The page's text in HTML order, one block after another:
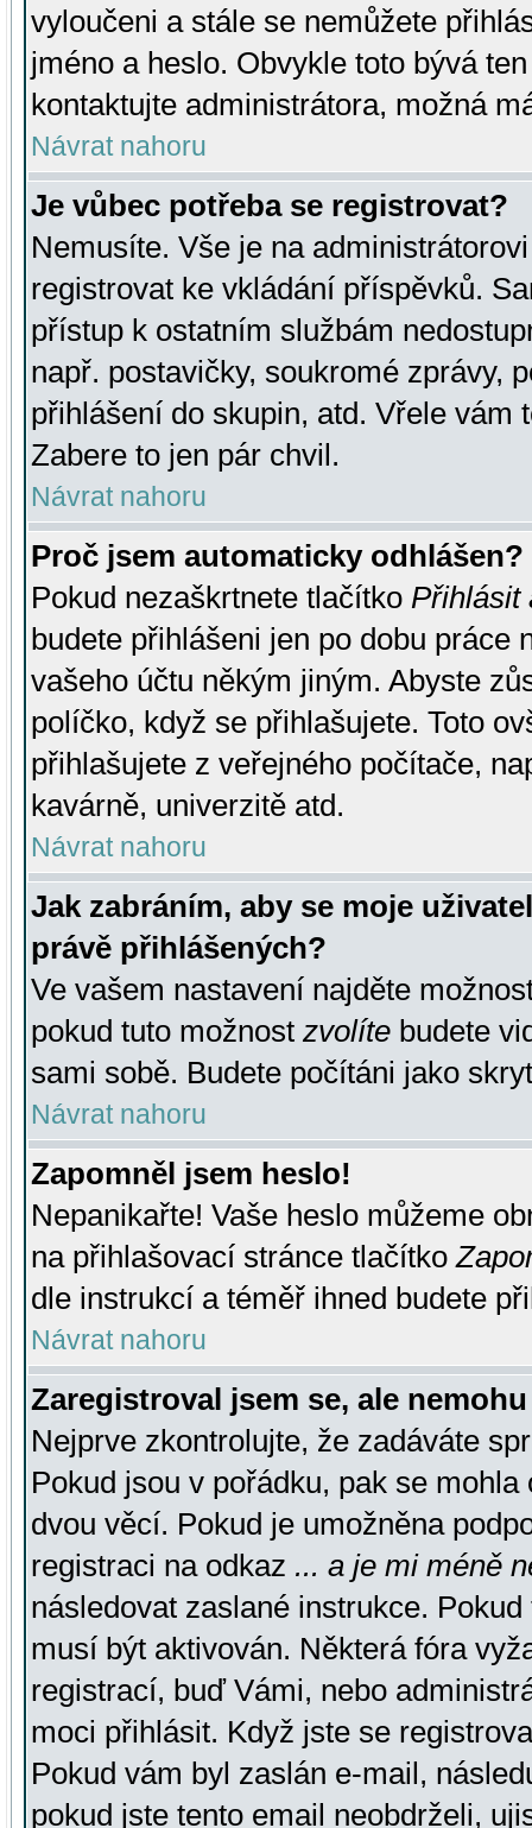
vyloučeni a stále se nemůžete
jméno a heslo. Obvykle toto bývá
kontaktujte administrátora, možná
Návrat nahoru
Je vůbec potřeba se registrovat?
Nemusíte. Vše je na
registrovat ke vkládání příspěvků.
přístup k ostatním službám
např. postavičky, soukromé zprávy,
přihlášení do skupin, atd. Vřele vám
Zabere to jen pár chvil.
Návrat nahoru
Proč jsem automaticky odhlášen?
Pokud nezaškrtnete tlačítko Přihlásit
budete přihlášeni jen po dobu práce
vašeho účtu někým jiným. Abyste
políčko, když se přihlašujete. Toto
přihlašujete z veřejného počítače,
kavárně, univerzitě atd.
Návrat nahoru
Jak zabráním, aby se moje
právě přihlášených?
Ve vašem nastavení najděte
pokud tuto možnost zvolíte budete
sami sobě. Budete počítáni jako
Návrat nahoru
Zapomněl jsem heslo!
Nepanikařte! Vaše heslo můžeme
na přihlašovací stránce tlačítko
dle instrukcí a téměř ihned budete
Návrat nahoru
Zaregistroval jsem se, ale
Nejprve zkontrolujte, že zadáváte
Pokud jsou v pořádku, pak se
dvou věcí. Pokud je umožněna
registraci na odkaz ... a je mi méně
následovat zaslané instrukce.
musí být aktivován. Některá fóra
registrací, buď Vámi, nebo
moci přihlásit. Když jste se
Pokud vám byl zaslán e-mail,
pokud jste tento email neobdrželi,